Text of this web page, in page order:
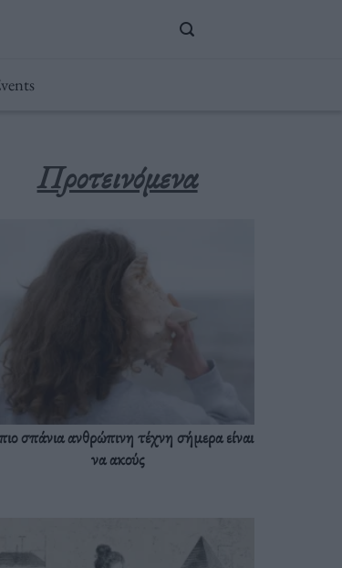
Προτεινόμενα
σπάνια ανθρώπινη τέχνη σήμερα είναι
να ακούς